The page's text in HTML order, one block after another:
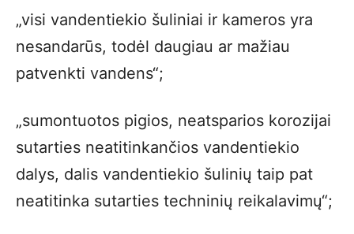
„visi vandentiekio šuliniai ir kameros yra
nesandarūs, todėl daugiau ar mažiau
patvenkti vandens“;
„sumontuotos pigios, neatsparios korozijai
sutarties neatitinkančios vandentiekio
dalys, dalis vandentiekio šulinių taip pat
neatitinka sutarties techninių reikalavimų“;